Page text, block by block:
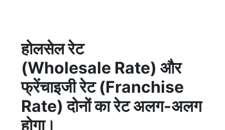
होलसेल रेट
(Wholesale Rate) और
फ्रेंचाइजी रेट (Franchise
Rate) दोनों का रेट अलग-अलग
होगा।